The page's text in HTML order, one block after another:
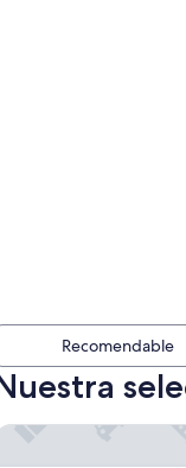
Recomendable
Los Angeles